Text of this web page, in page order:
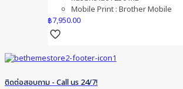
Mobile Print : Brother Mobile
฿7,950.00
ติดต่อสอบถาม - Call us 24/7!